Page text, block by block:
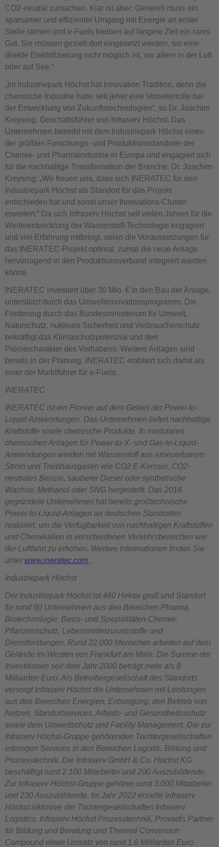
CO2-neutral zumachen. Klar ist aber: Generell muss ein
sparsamer und effizienter Umgang mit Energie an erster
Stelle stehen und e-Fuels bleiben auf längere Zeit ein rares
Gut. Sie müssen gezielt dort eingesetzt werden, wo eine
direkte Elektrifizierung nicht möglich ist, vor allem in der Luft
oder auf See.“
„Im Industriepark Höchst hat Innovation Tradition, denn die
chemische Industrie hatte seit jeher eine Vorreiterrolle bei
der Entwicklung von Zukunftstechnologien“, so Dr. Joachim
Kreysing, Geschäftsführer von Infraserv Höchst. Das
Unternehmen betreibt mit dem Industriepark Höchst einen
der größten Forschungs- und Produktionsstandorte der
Chemie- und Pharmaindustrie in Europa und engagiert sich
für die nachhaltige Transformation der Branche. Dr. Joachim
Kreysing: „Wir freuen uns, dass sich INERATEC für den
Industriepark Höchst als Standort für das Projekt
entschieden hat und somit unser Innovations-Cluster
erweitert.“ Da sich Infraserv Höchst seit vielen Jahren für die
Weiterentwicklung der Wasserstoff-Technologie engagiert
und viel Erfahrung mitbringt, seien die Voraussetzungen für
das INERATEC-Projekt optimal, zumal die neue Anlage
hervorragend in den Produktionsverbund integriert werden
könne.
INERATEC investiert über 30 Mio. € in den Bau der Anlage,
unterstützt durch das Umweltinnovationsprogramm. Die
Förderung durch das Bundesministerium für Umwelt,
Naturschutz, nukleare Sicherheit und Verbraucherschutz
bekräftigt das Klimaschutzpotenzial und den
Pioniercharakter des Vorhabens. Weitere Anlagen sind
bereits in der Planung. INERATEC etabliert sich damit als
einer der Marktführer für e-Fuels.
INERATEC
INERATEC ist ein Pionier auf dem Gebiet der Power-to-
Liquid-Anwendungen. Das Unternehmen liefert nachhaltige
Kraftstoffe sowie chemische Produkte. In modularen
chemischen Anlagen für Power-to-X- und Gas-to-Liquid-
Anwendungen werden mit Wasserstoff aus erneuerbarem
Strom und Treibhausgasen wie CO2 E-Kerosin, CO2-
neutrales Benzin, sauberer Diesel oder synthetische
Wachse, Methanol oder SNG hergestellt. Das 2016
gegründete Unternehmen hat bereits großtechnische
Power-to-Liquid-Anlagen an deutschen Standorten
realisiert, um die Verfügbarkeit von nachhaltigen Kraftstoffen
und Chemikalien in verschiedenen Verkehrsbereichen wie
der Luftfahrt zu erhöhen. Weitere Informationen finden Sie
unter www.ineratec.com .
Industriepark Höchst
Der Industriepark Höchst ist 460 Hektar groß und Standort
für rund 90 Unternehmen aus den Bereichen Pharma,
Biotechnologie, Basis- und Spezialitäten-Chemie,
Pflanzenschutz, Lebensmittelzusatzstoffe und
Dienstleistungen. Rund 22.000 Menschen arbeiten auf dem
Gelände im Westen von Frankfurt am Main. Die Summe der
Investitionen seit dem Jahr 2000 beträgt mehr als 8
Milliarden Euro. Als Betreibergesellschaft des Standorts
versorgt Infraserv Höchst die Unternehmen mit Leistungen
aus den Bereichen Energien, Entsorgung, den Betrieb von
Netzen, Standortservices, Arbeits- und Gesundheitsschutz
sowie dem Umweltschutz und Facility Management. Die zur
Infraserv Höchst-Gruppe gehörenden Tochtergesellschaften
erbringen Services in den Bereichen Logistik, Bildung und
Prozesstechnik. Die Infraserv GmbH & Co. Höchst KG
beschäftigt rund 2.100 Mitarbeiter und 200 Auszubildende.
Zur Infraserv-Höchst-Gruppe gehören rund 3.000 Mitarbeiter
und 230 Auszubildende. Im Jahr 2022 erzielte Infraserv
Höchst inklusive der Tochtergesellschaften Infraserv
Logistics, Infraserv Höchst Prozesstechnik, Provadis Partner
für Bildung und Beratung und Thermal Conversion
Compound einen Umsatz von rund 1,6 Milliarden Euro.